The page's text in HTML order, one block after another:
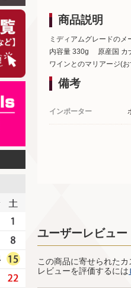
商品説明
ミディアムグレードの
内容量 330g 原産国 カ
ワインとのマリアージ(
備考
インポーター
ユーザーレビュー
この商品に寄せられた
レビューを評価するには